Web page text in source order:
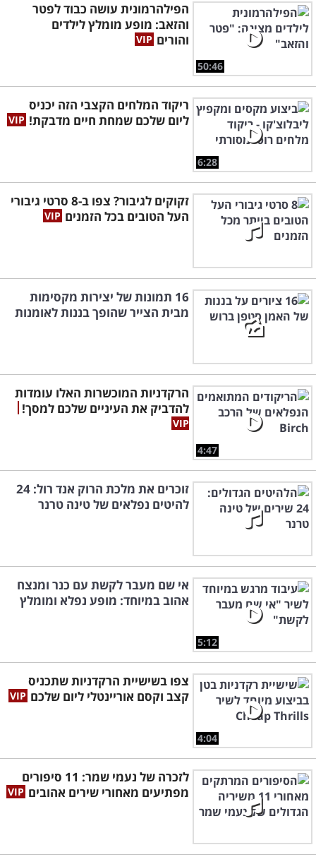
50:46
הפילהרמונית עושה כבוד לפטר
והזאב: מופע מומלץ לילדים
והורים
6:28
ריקוד המלחים הקצבי הזה יכניס
ליום שלכם שמחת חיים מדבקת!
זקוקים לגיבור? צפו ב-8 סרטי גיבורי
העל הטובים בכל הזמנים
16 תמונות של יצירות מקסימות
מבית הצייר שהופך בננות לאומנות
4:47
הרקדניות המוכשרות האלו עומדות
להדביק את העיניים שלכם למסך!
זוכרים את מלכת הרוק אנד רול: 24
להיטים נפלאים של טינה טרנר
5:12
אי שם מעבר לקשת עם כנר ומנצח
אהוב במיוחד: מופע נפלא ומומלץ
4:04
צפו בשישיית הרקדניות שתכניס
קצב וקסם אוריינטלי ליום שלכם
לזכרה של נעמי שמר: 11 סיפורים
מפתיעים מאחורי שירים אהובים